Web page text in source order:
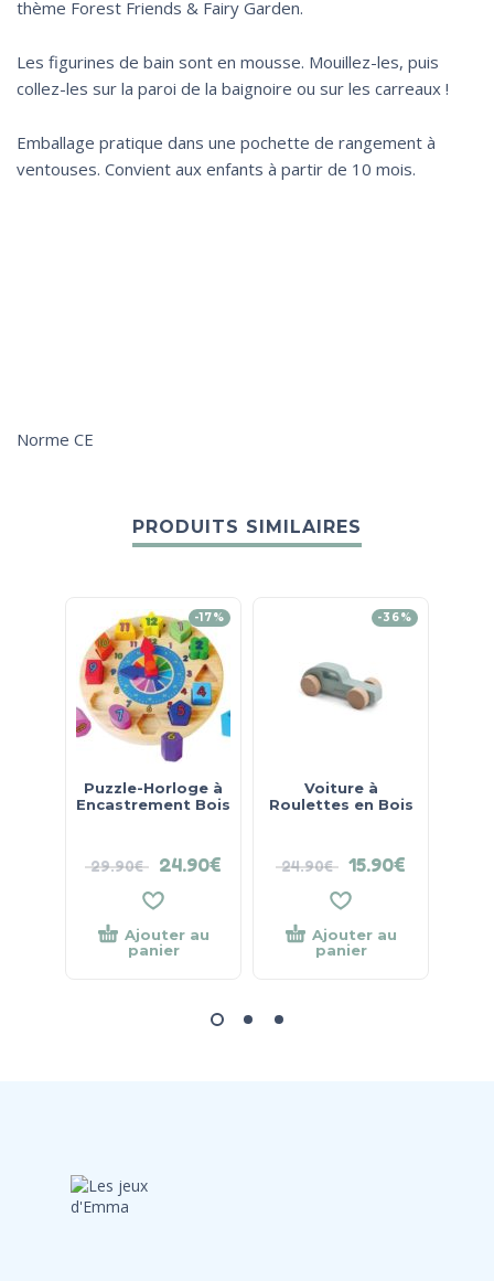
thème Forest Friends & Fairy Garden.
Les figurines de bain sont en mousse. Mouillez-les, puis
collez-les sur la paroi de la baignoire ou sur les carreaux !
Emballage pratique dans une pochette de rangement à
ventouses. Convient aux enfants à partir de 10 mois.
Norme CE
PRODUITS SIMILAIRES
-17%
Puzzle-Horloge à
Encastrement Bois
29.90€ 24.90€
Ajouter au
panier
-36%
Voiture à
Roulettes en Bois
24.90€ 15.90€
Ajouter au
panier